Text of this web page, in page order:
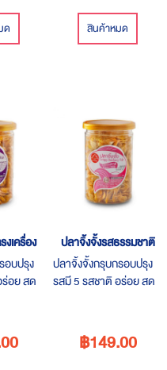
ด สินค้าหมด
เครื่อง
อบปรุง
อย สด
ปลาจิ้งจั้งรสธรรมชาติ
ปลาจิ้งจั้งกรุบกรอบปรุง
รสมี 5 รสชาติ อร่อย สด
฿149.00